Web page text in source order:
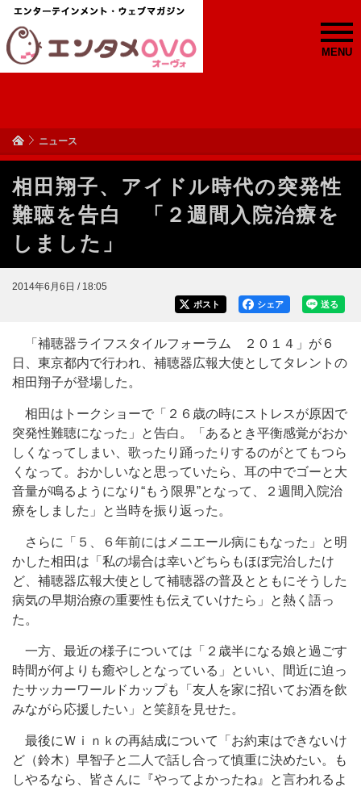
MENU
ニュース
相田翔子、アイドル時代の突発性
難聴を告白 「２週間入院治療を
しました」
2014年6月6日 / 18:05
送る
シェア
ポスト
「補聴器ライフスタイルフォーラム ２０１４」が６
日、東京都内で行われ、補聴器広報大使としてタレントの
相田翔子が登場した。
相田はトークショーで「２６歳の時にストレスが原因で
突発性難聴になった」と告白。「あるとき平衡感覚がおか
しくなってしまい、歌ったり踊ったりするのがとてもつら
くなって。おかしいなと思っていたら、耳の中でゴーと大
音量が鳴るようになり“もう限界”となって、２週間入院治
療をしました」と当時を振り返った。
さらに「５、６年前にはメニエール病にもなった」と明
かした相田は「私の場合は幸いどちらもほぼ完治したけ
ど、補聴器広報大使として補聴器の普及とともにそうした
病気の早期治療の重要性も伝えていけたら」と熱く語っ
た。
一方、最近の様子については「２歳半になる娘と過ごす
時間が何よりも癒やしとなっている」といい、間近に迫っ
たサッカーワールドカップも「友人を家に招いてお酒を飲
みながら応援したい」と笑顔を見せた。
最後にＷｉｎｋの再結成について「お約束はできないけ
ど（鈴木）早智子と二人で話し合って慎重に決めたい。も
しやるなら、皆さんに『やってよかったね』と言われるよ